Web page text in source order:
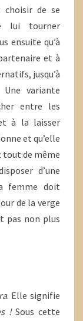
de se
lui tourner
ensuite qu’à
et à
jusqu’à
Une variante
entre les
à la laisser
et qu’elle
tout de même
d’une
femme doit
de la verge
pas non plus
. Elle signifie
!Sous cette